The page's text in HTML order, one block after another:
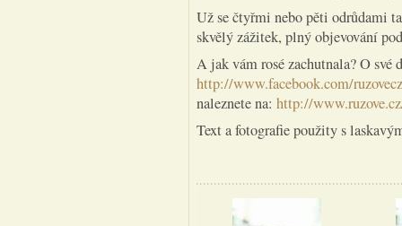
Už se čtyřmi nebo pěti odrůdami
skvělý zážitek, plný objevování
A jak vám rosé zachutnala? O
http://www.facebook.com/ruzovecz
naleznete na: http://
Text a fotografie použity s